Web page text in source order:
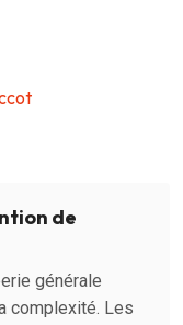
de
générale
complexité. Les